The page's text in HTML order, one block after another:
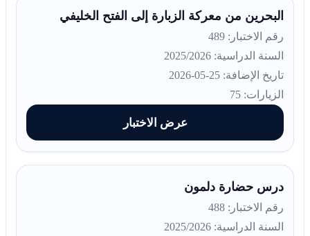
البحرين من معركة الزبارة إلى الفتح الخليفي
رقم الاختبار: 489
السنة الدراسية: 2025/2026
تاريخ الإضافة: 25-05-2026
الزيارات: 75
عرض الاختبار
درس حضارة دلمون
رقم الاختبار: 488
السنة الدراسية: 2025/2026